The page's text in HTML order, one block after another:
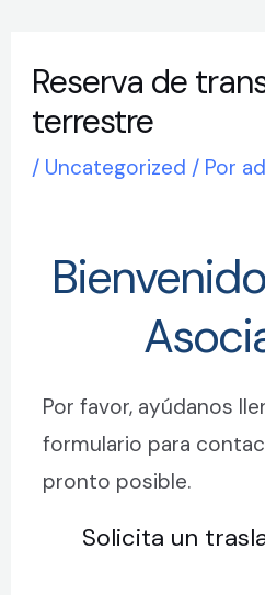
contenido
Reserva de
terrestre
/ Uncategorized / Por
Por favor, ayúdanos
formulario para
pronto posible.
Solicita un
entradas